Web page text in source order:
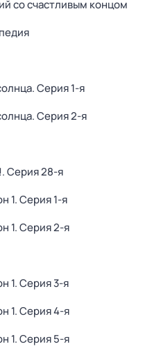
со счастливым концом
. Серия 1-я
. Серия 2-я
. Серия 28-я
1. Серия 1-я
1. Серия 2-я
1. Серия 3-я
1. Серия 4-я
1. Серия 5-я